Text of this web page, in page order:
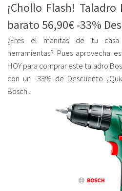
¡Chollo Flash! Taladro
barato 56,90€ -33%
¿Eres el manitas de tu
herramientas? Pues aprovecha
HOY para comprar este taladro
con un -33% de Descuento
Bosch...